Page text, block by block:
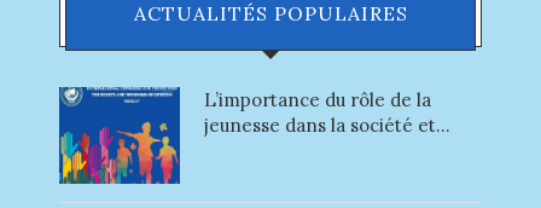
ACTUALITÉS POPULAIRES
L’importance du rôle de la
jeunesse dans la société et...